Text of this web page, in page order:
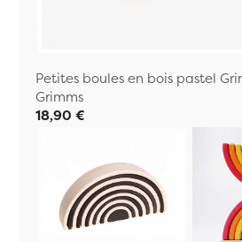
Petites boules en bois pastel
Grimms
18,90 €